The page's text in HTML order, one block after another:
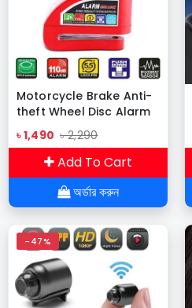
Motorcycle Brake Anti-
theft Wheel Disc Alarm
Security Lock
৳ 1,490 ৳ 2,290
Add To Cart
অর্ডার করুন
-47%